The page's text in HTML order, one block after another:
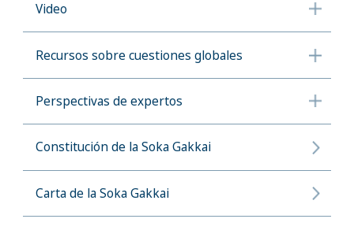
Video
Recursos sobre cuestiones globales
Perspectivas de expertos
Constitución de la Soka Gakkai
Carta de la Soka Gakkai